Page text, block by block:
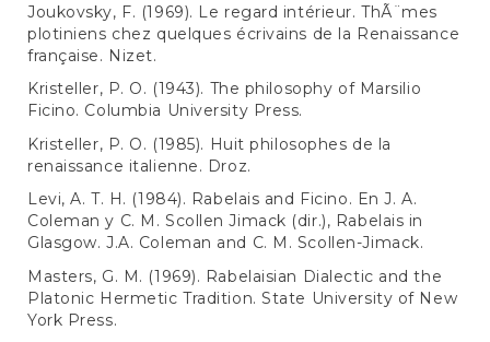
Joukovsky, F. (1969). Le regard intérieur. ThÃ¨mes
plotiniens chez quelques écrivains de la Renaissance
française. Nizet.
Kristeller, P. O. (1943). The philosophy of Marsilio
Ficino. Columbia University Press.
Kristeller, P. O. (1985). Huit philosophes de la
renaissance italienne. Droz.
Levi, A. T. H. (1984). Rabelais and Ficino. En J. A.
Coleman y C. M. Scollen Jimack (dir.), Rabelais in
Glasgow. J.A. Coleman and C. M. Scollen-Jimack.
Masters, G. M. (1969). Rabelaisian Dialectic and the
Platonic Hermetic Tradition. State University of New
York Press.